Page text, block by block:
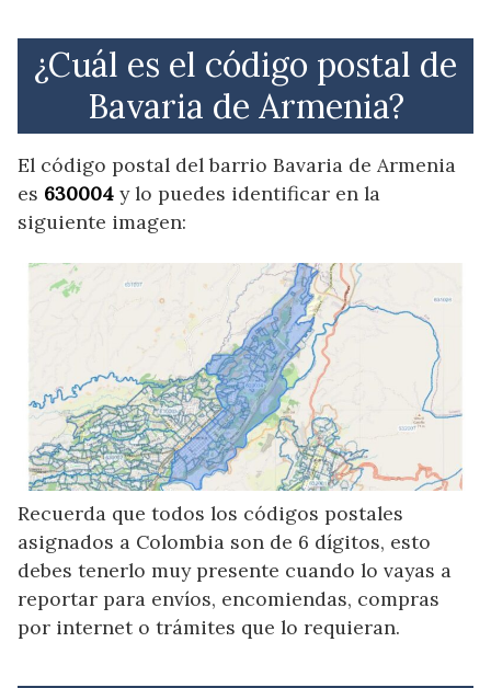
¿Cuál es el código postal de
Bavaria de Armenia?
El código postal del barrio Bavaria de Armenia
es 630004 y lo puedes identificar en la
siguiente imagen:
Recuerda que todos los códigos postales
asignados a Colombia son de 6 dígitos, esto
debes tenerlo muy presente cuando lo vayas a
reportar para envíos, encomiendas, compras
por internet o trámites que lo requieran.